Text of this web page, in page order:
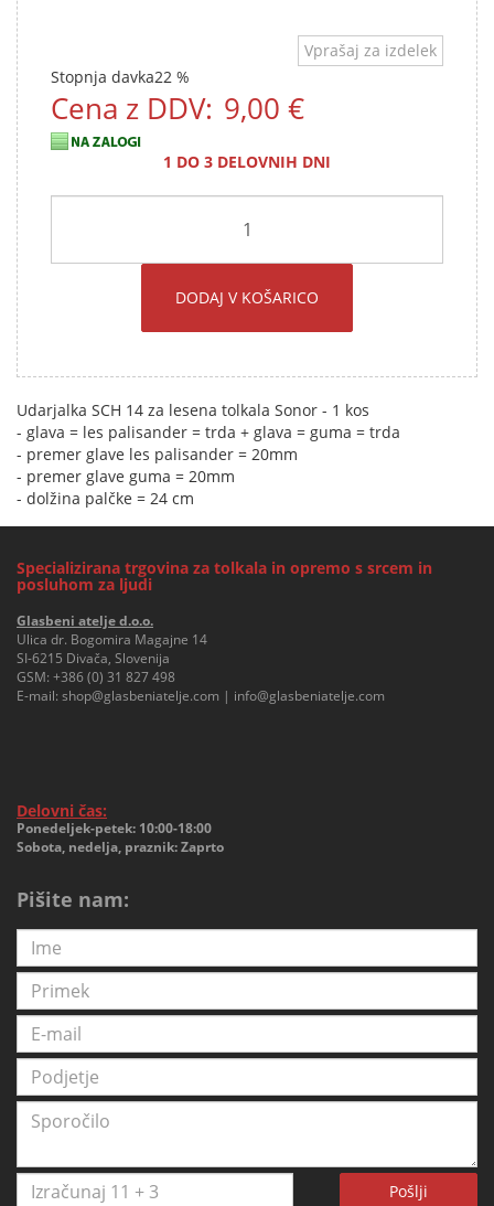
Vprašaj za izdelek
Stopnja davka22 %
Cena z DDV: 9,00 €
1 DO 3 DELOVNIH DNI
DODAJ V KOŠARICO
Udarjalka SCH 14 za lesena tolkala Sonor - 1 kos
- glava = les palisander = trda + glava = guma = trda
- premer glave les palisander = 20mm
- premer glave guma = 20mm
- dolžina palčke = 24 cm
Specializirana trgovina za tolkala in opremo s srcem in
posluhom za ljudi
Glasbeni atelje d.o.o.
Ulica dr. Bogomira Magajne 14
SI-6215 Divača, Slovenija
GSM: +386 (0) 31 827 498
E-mail: shop@glasbeniatelje.com | info@glasbeniatelje.com
Delovni čas:
Ponedeljek-petek: 10:00-18:00
Sobota, nedelja, praznik: Zaprto
Pišite nam:
Pošlji